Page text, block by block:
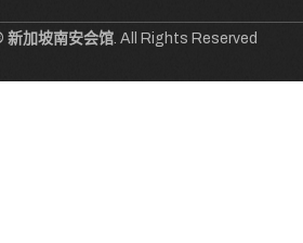
新加坡南安会馆. All Rights Reserved